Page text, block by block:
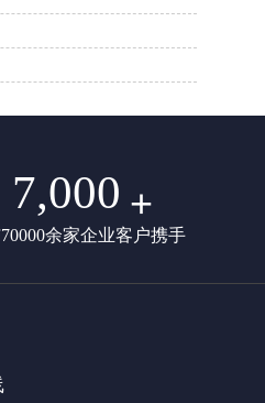
7,000
余家企业客户携手
+